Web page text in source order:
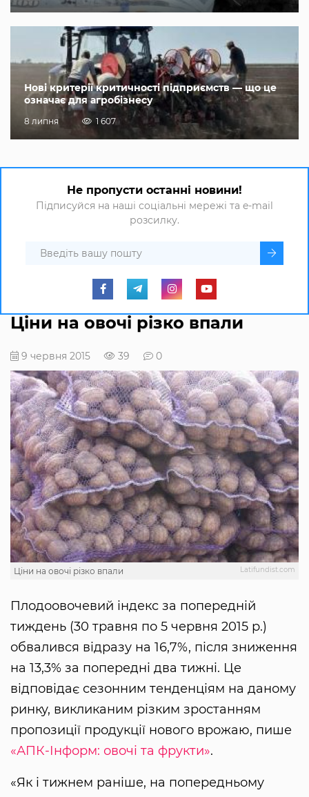
Нові критерії критичності підприємств — що це
означає для агробізнесу
8 липня 1 607
Не пропусти останні новини!
Підписуйся на наші соціальні мережі та e-mail
розсилку.
Ціни на овочі різко впали
9 червня 2015 39 0
Latifundist.com
Ціни на овочі різко впали
Плодоовочевий індекс за попередній
тиждень (30 травня по 5 червня 2015 р.)
обвалився відразу на 16,7%, після зниження
на 13,3% за попередні два тижні. Це
відповідає сезонним тенденціям на даному
ринку, викликаним різким зростанням
пропозиції продукції нового врожаю, пише
«АПК-Інформ: овочі та фрукти».
«Як і тижнем раніше, на попередньому